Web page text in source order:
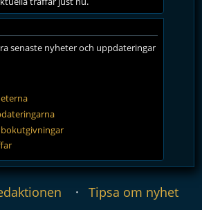
senaste nyheter och uppdateringar
Tipsa om nyhet